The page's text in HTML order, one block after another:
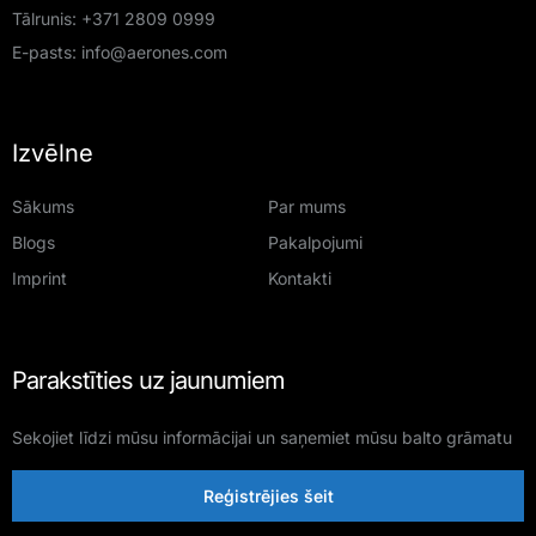
Tālrunis: +371 2809 0999
E-pasts: info@aerones.com
Izvēlne
Sākums
Par mums
Blogs
Pakalpojumi
Imprint
Kontakti
Parakstīties uz jaunumiem
Sekojiet līdzi mūsu informācijai un saņemiet mūsu balto grāmatu
Reģistrējies šeit